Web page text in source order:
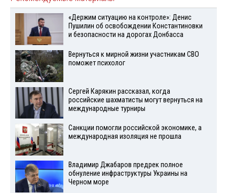
«Держим ситуацию на контроле»: Денис
Пушилин об освобождении Константиновки
и безопасности на дорогах Донбасса
Вернуться к мирной жизни участникам СВО
поможет психолог
Сергей Карякин рассказал, когда
российские шахматисты могут вернуться на
международные турниры
Санкции помогли российской экономике, а
международная изоляция не прошла
Владимир Джабаров предрек полное
обнуление инфраструктуры Украины на
Черном море